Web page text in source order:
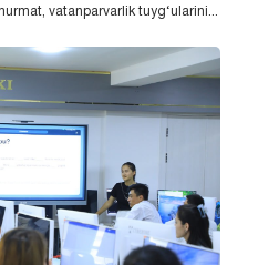
vatanparvarlik tuyg‘ularini...